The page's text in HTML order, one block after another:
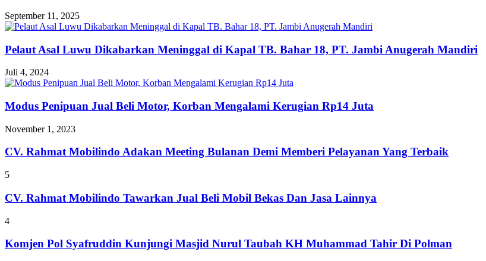
September 11, 2025
Pelaut Asal Luwu Dikabarkan Meninggal di Kapal TB. Bahar 18, PT. Jambi Anugerah Mandiri
Juli 4, 2024
Modus Penipuan Jual Beli Motor, Korban Mengalami Kerugian Rp14 Juta
November 1, 2023
CV. Rahmat Mobilindo Adakan Meeting Bulanan Demi Memberi Pelayanan Yang Terbaik
5
CV. Rahmat Mobilindo Tawarkan Jual Beli Mobil Bekas Dan Jasa Lainnya
4
Komjen Pol Syafruddin Kunjungi Masjid Nurul Taubah KH Muhammad Tahir Di Polman